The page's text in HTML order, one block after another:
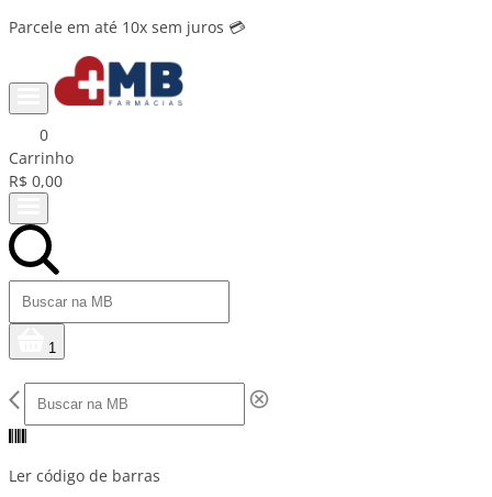
Parcele em até 10x sem juros 💳
0
Carrinho
R$ 0,00
1
Ler código de barras